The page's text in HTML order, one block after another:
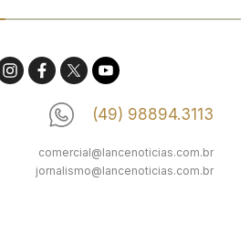
(49) 98894.3113
comercial@lancenoticias.com.br
jornalismo@lancenoticias.com.br